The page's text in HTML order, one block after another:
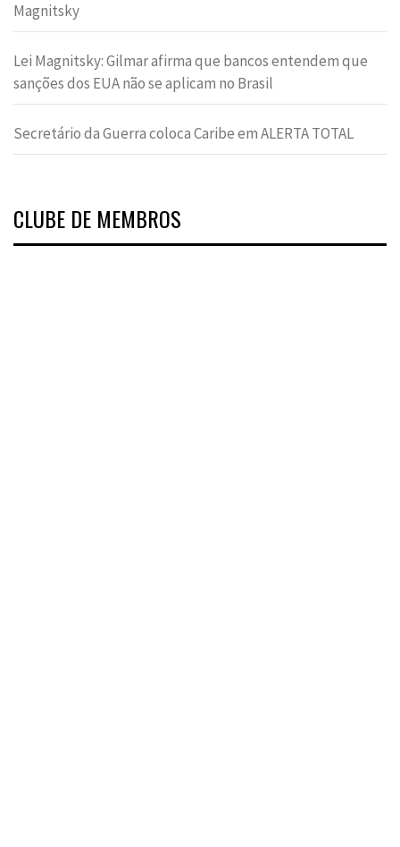
Magnitsky
Lei Magnitsky: Gilmar afirma que bancos entendem que
sanções dos EUA não se aplicam no Brasil
Secretário da Guerra coloca Caribe em ALERTA TOTAL
CLUBE DE MEMBROS